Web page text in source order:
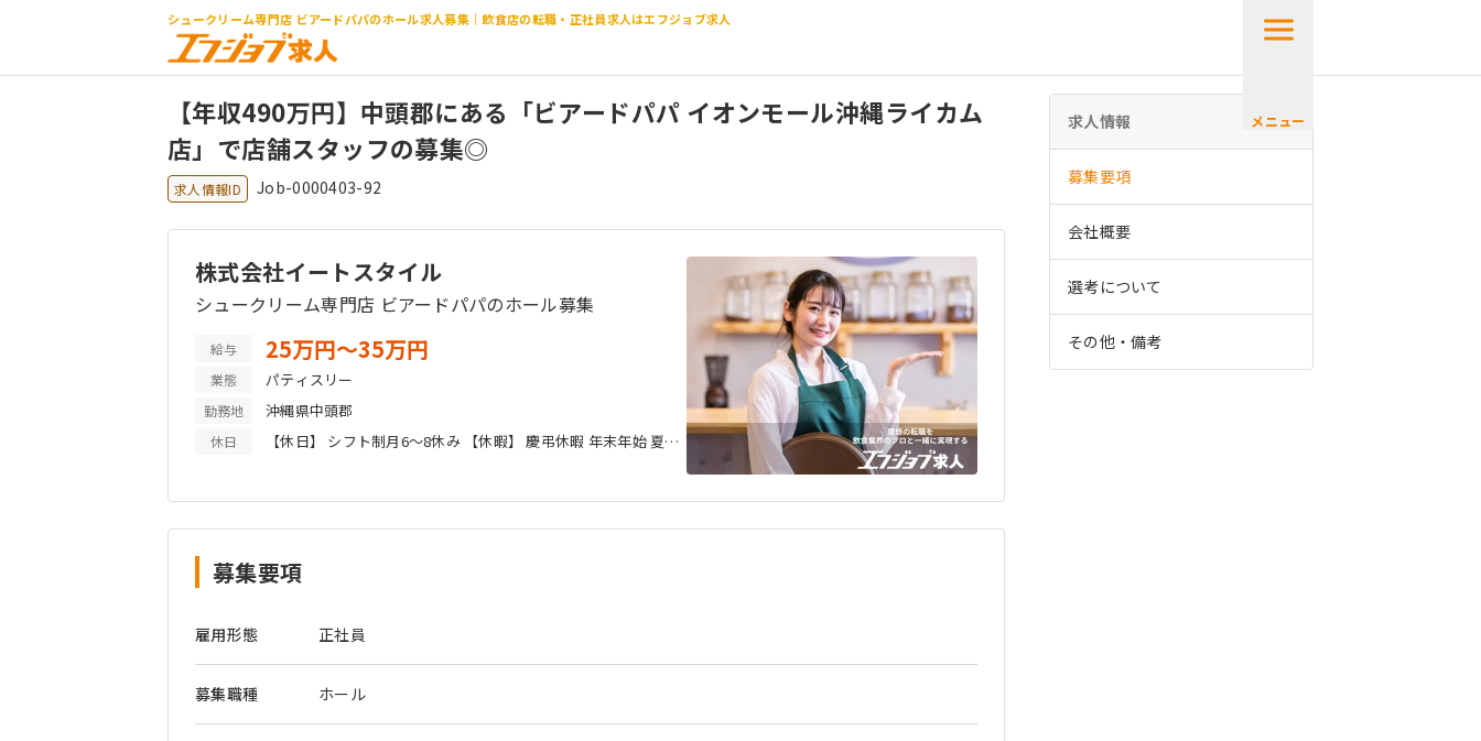
シュークリーム専門店 ビアードパパのホール求人募集｜飲食店の転職・正社員求人はエフジョブ求人
メニュー
【年収490万円】中頭郡にある「ビアードパパ イオンモール沖縄ライカム
店」で店舗スタッフの募集◎
求人情報ID Job-0000403-92
株式会社イートスタイル
シュークリーム専門店 ビアードパパのホール募集
給与 25万円〜35万円
業態 パティスリー
勤務地 沖縄県中頭郡
休日
【休日】 シフト制月6～8休み 【休暇】 慶弔休暇 年末年始 夏期
募集要項
雇用形態 正社員
募集職種 ホール
求人情報
募集要項
会社概要
選考について
その他・備考